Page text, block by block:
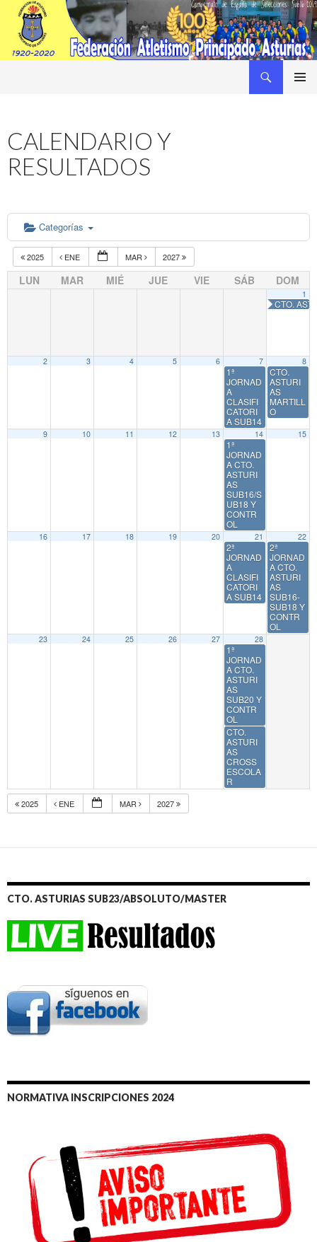
CALENDARIO Y
RESULTADOS
Categorías
2025 ENE MAR 2027
LUN MAR MIÉ JUE VIE SÁB DOM
1
CTO.
2 3 4 5 6 7
1ª
JORNAD
A
CLASIFI
CATORI
A SUB14
8
CTO.
ASTURI
AS
MARTILL
O
9 10 11 12 13 14
1ª
JORNAD
A CTO.
ASTURI
AS
SUB16/S
UB18 Y
CONTR
OL
15
16 17 18 19 20 21
2ª
JORNAD
A
CLASIFI
CATORI
A SUB14
22
2ª
JORNAD
A CTO.
ASTURI
AS
SUB16-
SUB18 Y
CONTR
OL
23 24 25 26 27 28
1ª
JORNAD
A CTO.
ASTURI
AS
SUB20 Y
CONTR
OL
CTO.
ASTURI
AS
CROSS
ESCOLA
R
2025 ENE MAR 2027
CTO. ASTURIAS SUB23/ABSOLUTO/MASTER
NORMATIVA INSCRIPCIONES 2024